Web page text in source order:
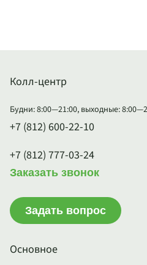
Основное
Колл-центр
Будни: 8:00—21:00, выходные:
+7 (812) 600-22-10
+7 (812) 777-03-24
Заказать звонок
Задать вопрос